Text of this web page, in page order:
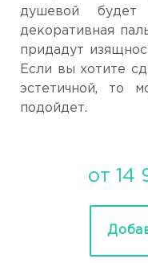
душевой
декоративная
придадут
Если вы хотите
эстетичной, то
подойдет.
от 14